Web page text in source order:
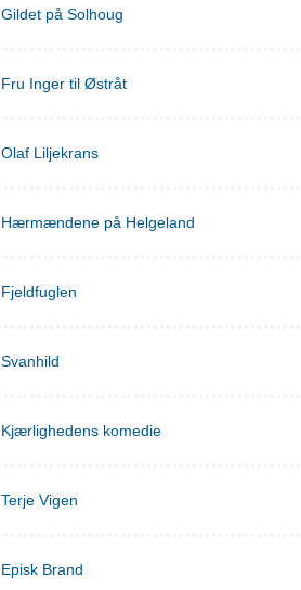
Gildet på Solhoug
Fru Inger til Østråt
Olaf Liljekrans
Hærmændene på Helgeland
Fjeldfuglen
Svanhild
Kjærlighedens komedie
Terje Vigen
Episk Brand